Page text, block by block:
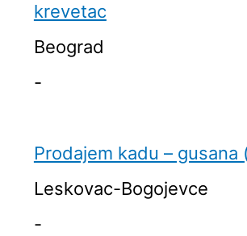
krevetac
Beograd
-
Prodajem kadu – gusana
Leskovac-Bogojevce
-